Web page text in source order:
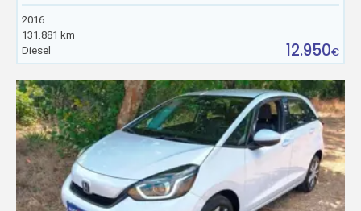
2016
131.881 km
Diesel
12.950€